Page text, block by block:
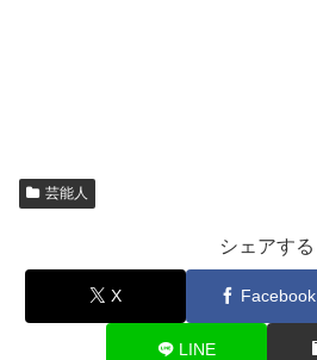
芸能人
シェアする
X Facebook
LINE